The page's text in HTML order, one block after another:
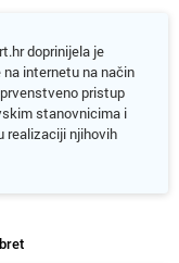
doprinijela je
internetu na način
pristup
stanovnicima i
realizaciji njihovih